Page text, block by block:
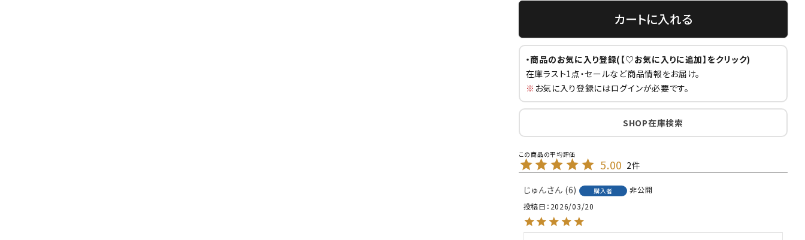
カートに入れる
・商品のお気に入り登録(【♡お気に入りに追加】をクリック)
在庫ラスト1点・セールなど商品情報をお届け。
※ お気に入り登録にはログインが必要です。
SHOP在庫検索
5.00 2
じゅん 6 購入者
非公開
投稿日 2026/03/20